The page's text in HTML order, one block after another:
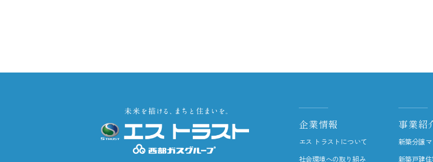
企業情報
エス トラストについて
社会環境への取り組み
事業紹
新築分譲
新築戸建